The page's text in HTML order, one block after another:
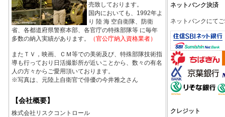
売致しております。
国内においても、1992年よ
り 陸 海 空自衛隊、防衛
省、各都道府県警察本部、各官庁の特殊部隊等 に毎年
多数の納入実績があります。
（官公庁納入資格業者）
またＴＶ，映画、ＣＭ等での美術及び、特殊部隊技術指
導も行っており日活撮影所が近いことから、数々の有名
人の方々からご愛用頂いております。
※写真は、元陸上自衛官で俳優の今井雅之さん
【会社概要】
株式会社リスクコントロール
ネットバンク決済
ネットバンクにて
クレジット